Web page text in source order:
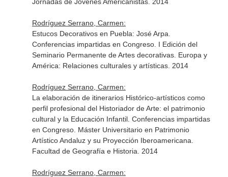
Rodríguez Serrano, Carmen:
Estucos Decorativos en Puebla: José Arpa.
Conferencias impartidas en Congreso. I Edición del
Seminario Permanente de Artes decorativas. Europa y
América: Relaciones culturales y artísticas. 2014
Rodríguez Serrano, Carmen:
La elaboración de itinerarios Histórico-artísticos como
perfil profesional del Historiador de Arte: el patrimonio
cultural y la Educación Infantil. Conferencias impartidas
en Congreso. Máster Universitario en Patrimonio
Artístico Andaluz y su Proyección Iberoamericana.
Facultad de Geografía e Historia. 2014
Rodríguez Serrano, Carmen: